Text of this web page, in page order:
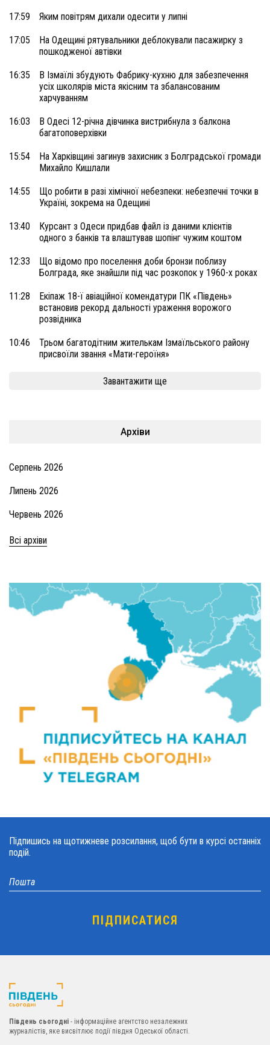
17:59 Яким повітрям дихали одесити у липні
17:05
На Одещині рятувальники деблокували пасажирку з
пошкодженої автівки
16:35
В Ізмаїлі збудують Фабрику-кухню для забезпечення
усіх школярів міста якісним та збалансованим
харчуванням
16:03
В Одесі 12-річна дівчинка вистрибнула з балкона
багатоповерхівки
15:54
На Харківщині загинув захисник з Болградської громади
Михайло Кишлали
14:55
Що робити в разі хімічної небезпеки: небезпечні точки в
Україні, зокрема на Одещині
13:40
Курсант з Одеси придбав файл із даними клієнтів
одного з банків та влаштував шопінг чужим коштом
12:33
Що відомо про поселення доби бронзи поблизу
Болграда, яке знайшли під час розкопок у 1960-х роках
11:28
Екіпаж 18-ї авіаційної комендатури ПК «Південь»
встановив рекорд дальності ураження ворожого
розвідника
10:46
Трьом багатодітним жителькам Ізмаїльського району
присвоїли звання «Мати-героїня»
Завантажити ще
Архіви
Серпень 2026
Липень 2026
Червень 2026
Всі архіви
Підпишись на щотижневе розсилання, щоб бути в курсі останніх
подій.
Південь сьогодні - інформаційне агентство незалежних
журналістів, яке висвітлює події півдня Одеської області.